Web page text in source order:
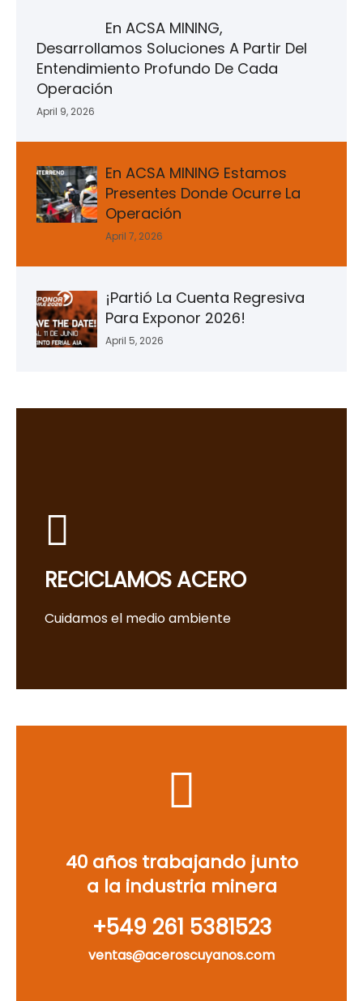
En ACSA MINING,
Desarrollamos Soluciones A Partir Del
Entendimiento Profundo De Cada
Operación
April 9, 2026
En ACSA MINING Estamos
Presentes Donde Ocurre La
Operación
April 7, 2026
¡Partió La Cuenta Regresiva
Para Exponor 2026!
April 5, 2026
RECICLAMOS ACERO
Cuidamos el medio ambiente
40 años trabajando junto
a la industria minera
‪+549 261 5381523‬
ventas@aceroscuyanos.com